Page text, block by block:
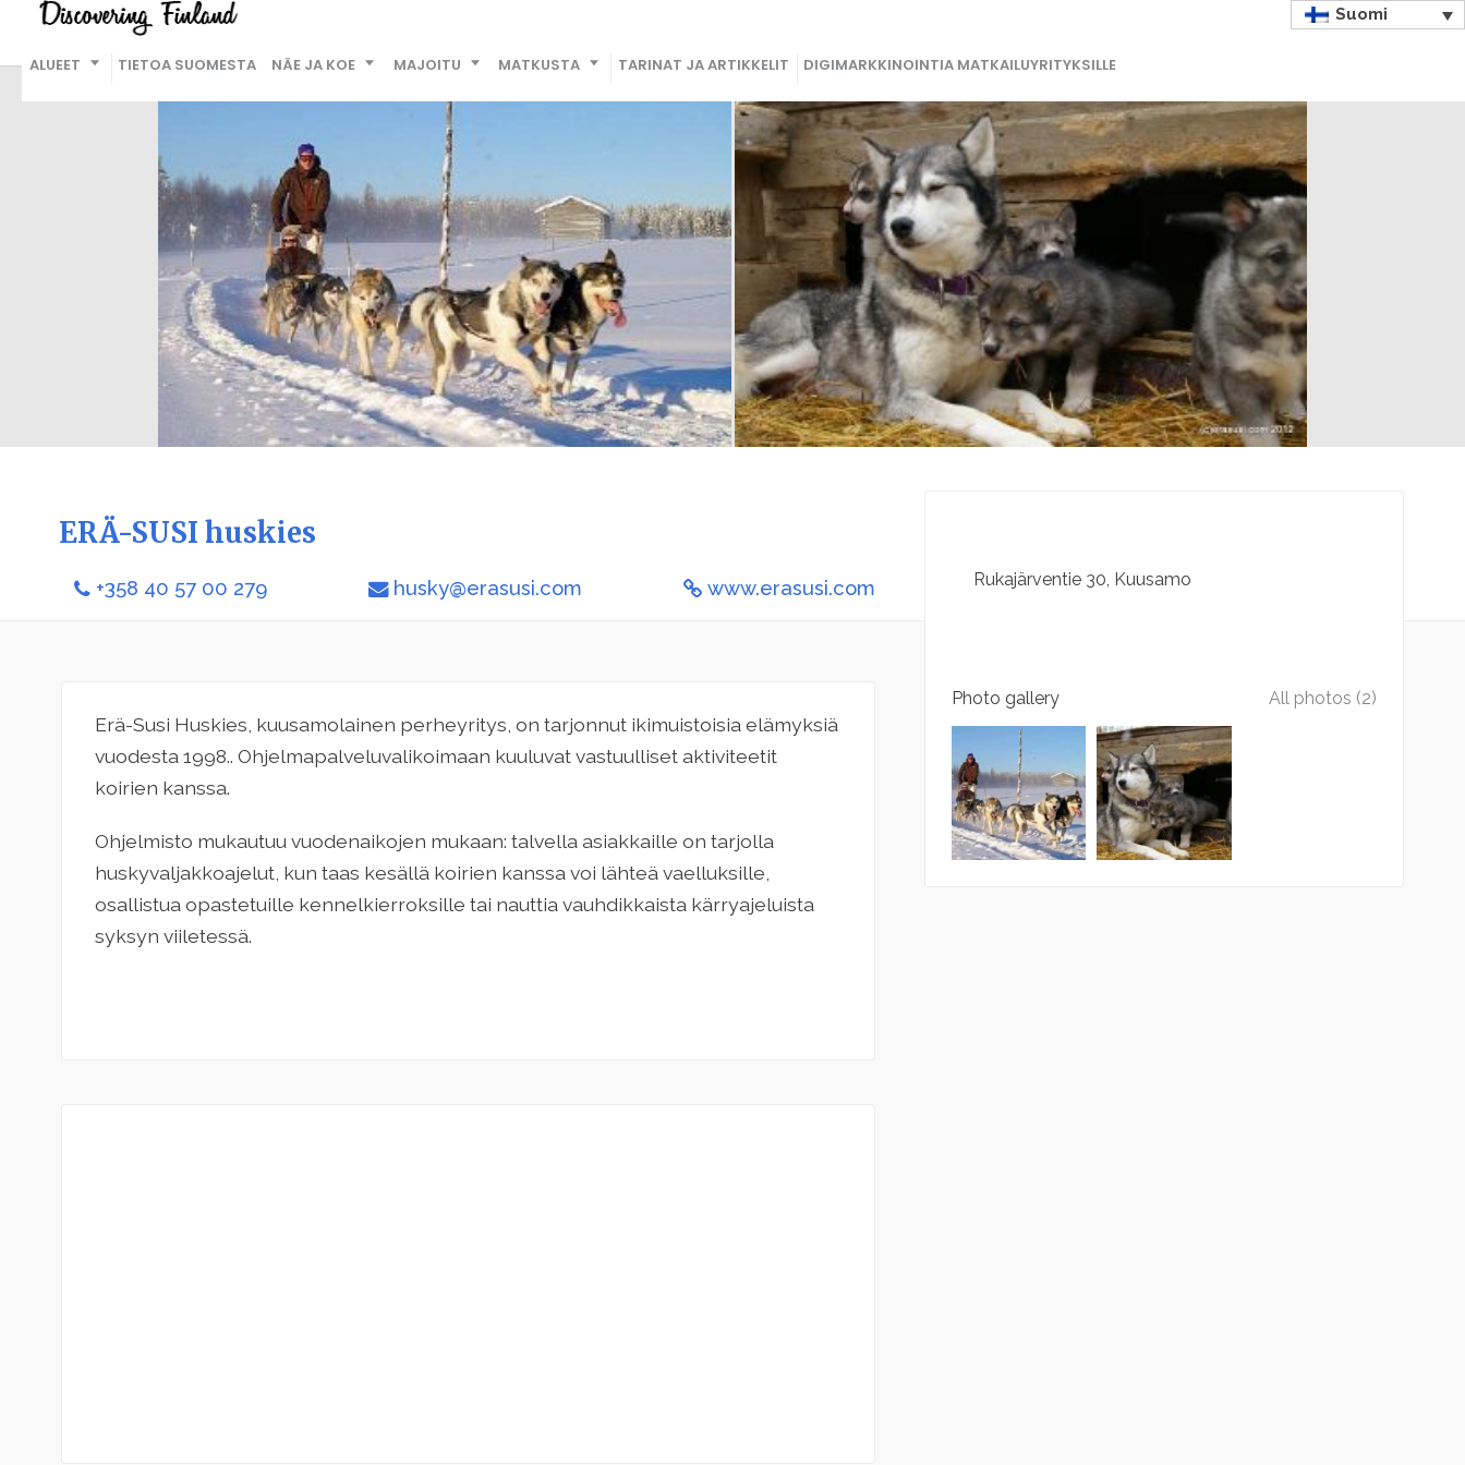
ALUEET TIETOA SUOMESTA NÄE JA KOE MAJOITU MATKUSTA TARINAT JA ARTIKKELIT DIGIMARKKINOINTIA MATKAILUYRITYKSILLE
Suomi
ERÄ-SUSI huskies
+358 40 57 00 279 husky@erasusi.com www.erasusi.com
Erä-Susi Huskies, kuusamolainen perheyritys, on tarjonnut ikimuistoisia elämyksiä
vuodesta 1998.. Ohjelmapalveluvalikoimaan kuuluvat vastuulliset aktiviteetit
koirien kanssa.
Ohjelmisto mukautuu vuodenaikojen mukaan: talvella asiakkaille on tarjolla
huskyvaljakkoajelut, kun taas kesällä koirien kanssa voi lähteä vaelluksille,
osallistua opastetuille kennelkierroksille tai nauttia vauhdikkaista kärryajeluista
syksyn viiletessä.
Rukajärventie 30 Kuusamo
Photo gallery All photos (2)